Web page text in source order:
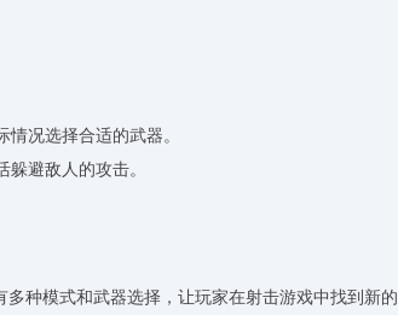
况选择合适的武器。
避敌人的攻击。
种模式和武器选择，让玩家在射击游戏中找到新的